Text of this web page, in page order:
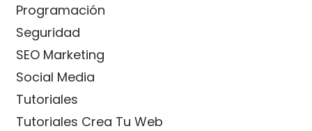
Programación
Seguridad
SEO Marketing
Social Media
Tutoriales
Tutoriales Crea Tu Web